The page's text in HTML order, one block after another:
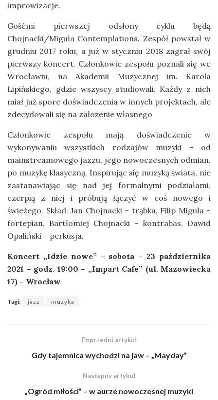
improwizacje.
Gośćmi pierwszej odsłony cyklu będą
Chojnacki/Miguła Contemplations. Zespół powstał w
grudniu 2017 roku, a już w styczniu 2018 zagrał swój
pierwszy koncert. Członkowie zespołu poznali się we
Wrocławiu, na Akademii Muzycznej im. Karola
Lipińskiego, gdzie wszyscy studiowali. Każdy z nich
miał już spore doświadczenia w innych projektach, ale
zdecydowali się na założenie własnego
Członkowie zespołu mają doświadczenie w
wykonywaniu wszystkich rodzajów muzyki – od
mainstreamowego jazzu, jego nowoczesnych odmian,
po muzykę klasyczną. Inspirując się muzyką świata, nie
zastanawiając się nad jej formalnymi podziałami,
czerpią z niej i próbują łączyć w coś nowego i
świeżego. Skład: Jan Chojnacki – trąbka, Filip Miguła –
fortepian, Bartłomiej Chojnacki – kontrabas, Dawid
Opaliński – perkusja.
Koncert „Idzie nowe” – sobota – 23 października
2021 – godz. 19:00 – „Impart Cafe” (ul. Mazowiecka
17) – Wrocław
Tagi: jazz muzyka
Poprzedni artykuł
Gdy tajemnica wychodzi na jaw – „Mayday”
Następny artykuł
„Ogród miłości” – w aurze nowoczesnej muzyki